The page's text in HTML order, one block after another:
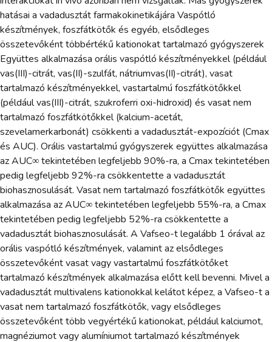
hatásai a vadadusztát farmakokinetikájára Vaspótló
készítmények, foszfátkötők és egyéb, elsődleges
összetevőként többértékű kationokat tartalmazó gyógyszerek
Együttes alkalmazása orális vaspótló készítményekkel (például
vas(III)-citrát, vas(II)-szulfát, nátriumvas(II)-citrát), vasat
tartalmazó készítményekkel, vastartalmú foszfátkötőkkel
(például vas(III)-citrát, szukroferri oxi-hidroxid) és vasat nem
tartalmazó foszfátkötőkkel (kalcium-acetát,
szevelamerkarbonát) csökkenti a vadadusztát-expozíciót (Cmax
és AUC). Orális vastartalmú gyógyszerek együttes alkalmazása
az AUC∞ tekintetében legfeljebb 90%-ra, a Cmax tekintetében
pedig legfeljebb 92%-ra csökkentette a vadadusztát
biohasznosulását. Vasat nem tartalmazó foszfátkötők együttes
alkalmazása az AUC∞ tekintetében legfeljebb 55%-ra, a Cmax
tekintetében pedig legfeljebb 52%-ra csökkentette a
vadadusztát biohasznosulását. A Vafseo-t legalább 1 órával az
orális vaspótló készítmények, valamint az elsődleges
összetevőként vasat vagy vastartalmú foszfátkötőket
tartalmazó készítmények alkalmazása előtt kell bevenni. Mivel a
vadadusztát multivalens kationokkal kelátot képez, a Vafseo-t a
vasat nem tartalmazó foszfátkötők, vagy elsődleges
összetevőként több vegyértékű kationokat, például kalciumot,
magnéziumot vagy alumíniumot tartalmazó készítmények